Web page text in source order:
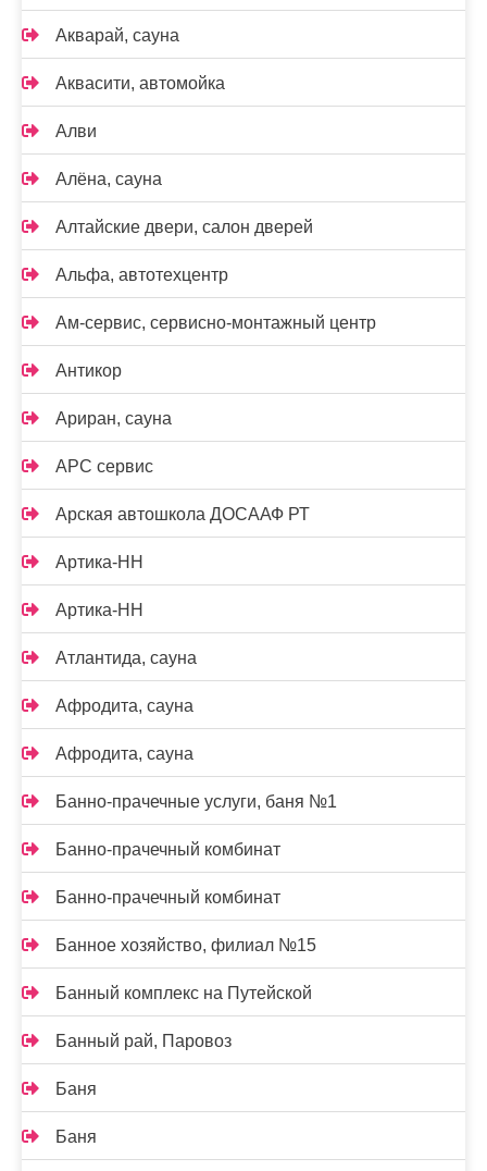
Акварай, сауна
Аквасити, автомойка
Алви
Алёна, сауна
Алтайские двери, салон дверей
Альфа, автотехцентр
Ам-сервис, сервисно-монтажный центр
Антикор
Ариран, сауна
АРС сервис
Арская автошкола ДОСААФ РТ
Артика-НН
Артика-НН
Атлантида, сауна
Афродита, сауна
Афродита, сауна
Банно-прачечные услуги, баня №1
Банно-прачечный комбинат
Банно-прачечный комбинат
Банное хозяйство, филиал №15
Банный комплекс на Путейской
Банный рай, Паровоз
Баня
Баня